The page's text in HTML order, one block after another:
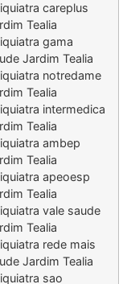
careplus
Tealia
gama
Jardim Tealia
notredame
Tealia
intermedica
Tealia
ambep
Tealia
apeoesp
Tealia
vale saude
Tealia
rede mais
Jardim Tealia
sao